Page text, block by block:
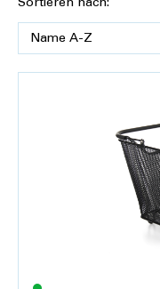
Sortieren nach: